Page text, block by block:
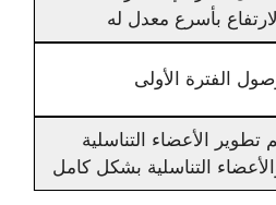
بأسرع معدل له
الفترة الأولى
تطوير الأعضاء التناسلية
التناسلية بشكل كامل